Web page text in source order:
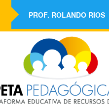
PROF. ROLANDO RIOS